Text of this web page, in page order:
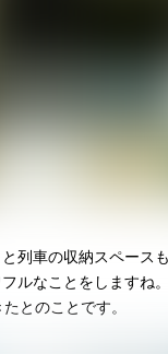
列車の収納スペース
ルなことをしますね
とのことです。